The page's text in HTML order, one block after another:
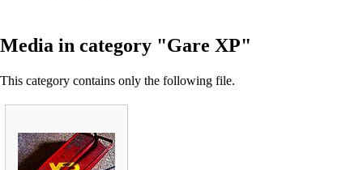
Media in category "Gare XP"
This category contains only the following file.